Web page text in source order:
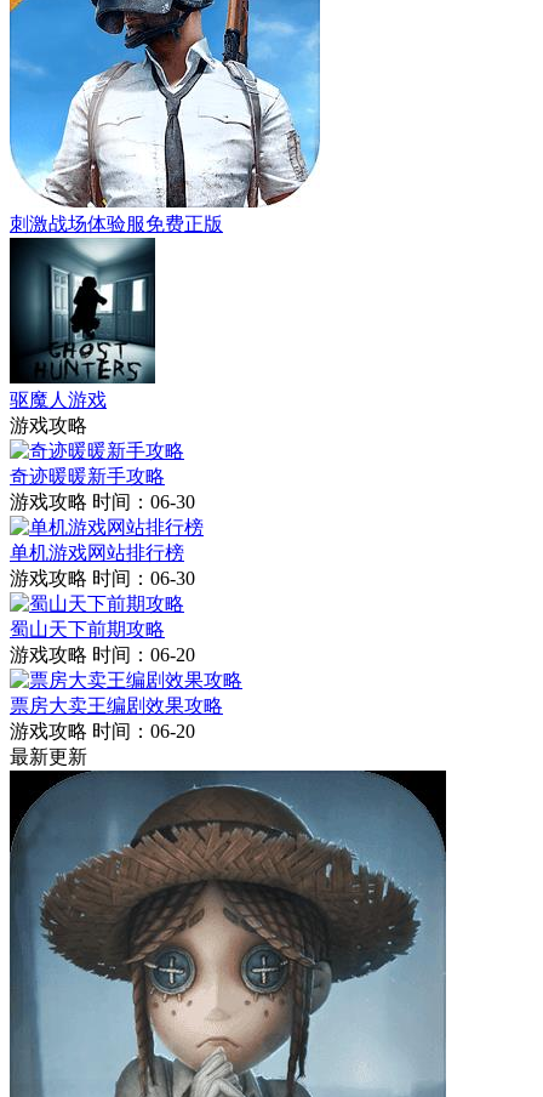
刺激战场体验服免费正版
驱魔人游戏
游戏攻略
奇迹暖暖新手攻略
游戏攻略 时间：06-30
单机游戏网站排行榜
游戏攻略 时间：06-30
蜀山天下前期攻略
游戏攻略 时间：06-20
票房大卖王编剧效果攻略
游戏攻略 时间：06-20
最新更新